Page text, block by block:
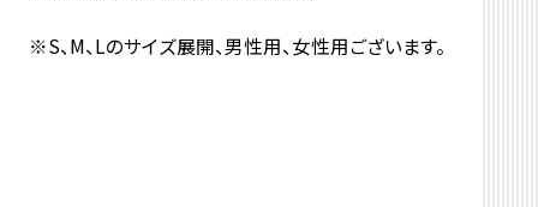
※S、M、Lのサイズ展開、男性用、女性用ございます。